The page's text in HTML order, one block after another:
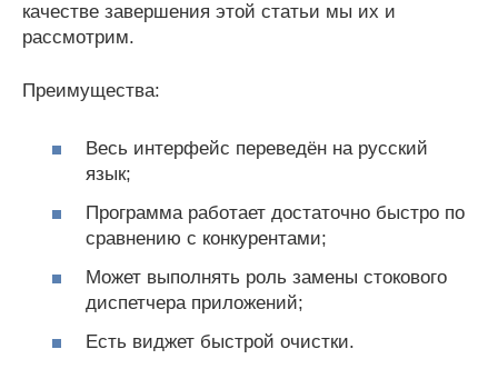
качестве завершения этой статьи мы их и
рассмотрим.
Преимущества:
Весь интерфейс переведён на русский
язык;
Программа работает достаточно быстро по
сравнению с конкурентами;
Может выполнять роль замены стокового
диспетчера приложений;
Есть виджет быстрой очистки.